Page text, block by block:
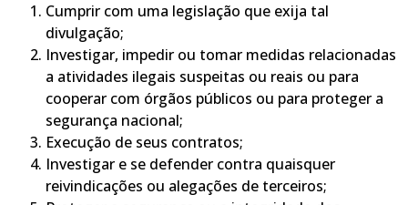
Cumprir com uma legislação que exija tal
divulgação;
Investigar, impedir ou tomar medidas relacionadas
a atividades ilegais suspeitas ou reais ou para
cooperar com órgãos públicos ou para proteger a
segurança nacional;
Execução de seus contratos;
Investigar e se defender contra quaisquer
reivindicações ou alegações de terceiros;